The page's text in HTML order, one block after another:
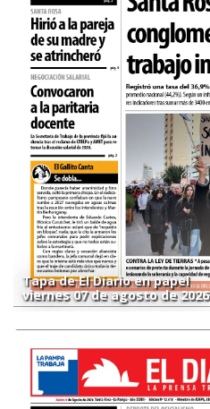
Tapa de El Diario en papel
viernes 07 de agosto de 2026